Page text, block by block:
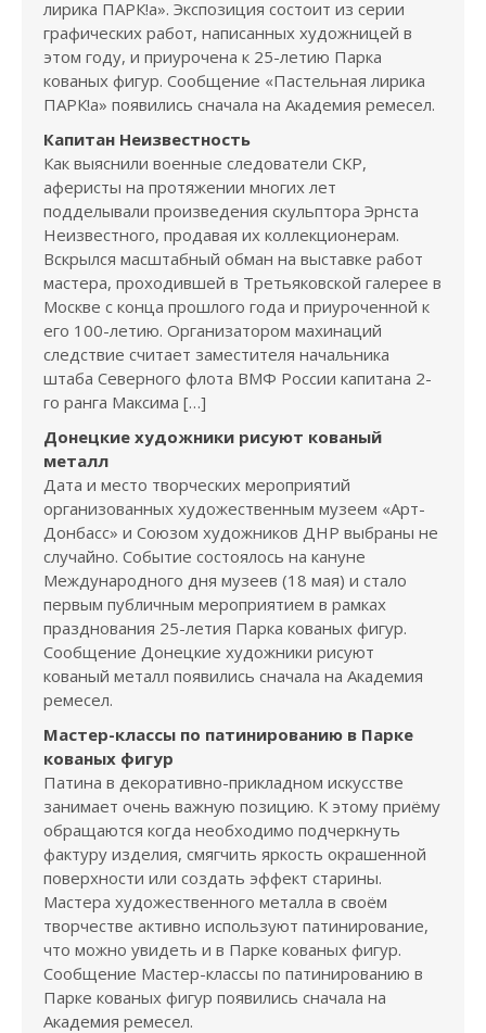
лирика ПАРК!а». Экспозиция состоит из серии
графических работ, написанных художницей в
этом году, и приурочена к 25-летию Парка
кованых фигур. Сообщение «Пастельная лирика
ПАРК!а» появились сначала на Академия ремесел.
Капитан Неизвестность
Как выяснили военные следователи СКР,
аферисты на протяжении многих лет
подделывали произведения скульптора Эрнста
Неизвестного, продавая их коллекционерам.
Вскрылся масштабный обман на выставке работ
мастера, проходившей в Третьяковской галерее в
Москве с конца прошлого года и приуроченной к
его 100-летию. Организатором махинаций
следствие считает заместителя начальника
штаба Северного флота ВМФ России капитана 2-
го ранга Максима […]
Донецкие художники рисуют кованый
металл
Дата и место творческих мероприятий
организованных художественным музеем «Арт-
Донбасс» и Союзом художников ДНР выбраны не
случайно. Событие состоялось на кануне
Международного дня музеев (18 мая) и стало
первым публичным мероприятием в рамках
празднования 25-летия Парка кованых фигур.
Сообщение Донецкие художники рисуют
кованый металл появились сначала на Академия
ремесел.
Мастер-классы по патинированию в Парке
кованых фигур
Патина в декоративно-прикладном искусстве
занимает очень важную позицию. К этому приёму
обращаются когда необходимо подчеркнуть
фактуру изделия, смягчить яркость окрашенной
поверхности или создать эффект старины.
Мастера художественного металла в своём
творчестве активно используют патинирование,
что можно увидеть и в Парке кованых фигур.
Сообщение Мастер-классы по патинированию в
Парке кованых фигур появились сначала на
Академия ремесел.